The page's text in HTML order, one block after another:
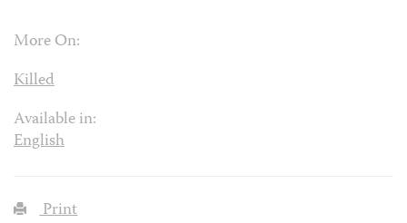
More On:
Killed
Available in:
English
Print